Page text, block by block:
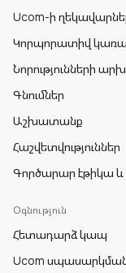
Ucom-ի
Կորպորատիվ
Նորությունների
Գնումներ
Աշխատանք
Հաշվետվություններ
Գործարար էթիկա
Օգնություն
Հետադարձ կապ
Ucom